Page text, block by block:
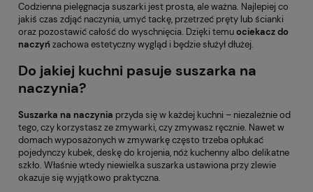
Codzienna pielęgnacja suszarki jest prosta, ale ważna. Najlepiej co
jakiś czas zdjąć naczynia, umyć tackę, przetrzeć pręty lub ścianki
oraz pozostawić całość do wyschnięcia. Dzięki temuociekacz do
naczyń zachowa estetyczny wygląd i będzie służył dłużej.
Do jakiej kuchni pasuje suszarka na
naczynia?
Suszarka na naczynia przyda się w każdej kuchni – niezależnie od
tego, czy korzystasz ze zmywarki, czy zmywasz ręcznie. Nawet w
domach wyposażonych w zmywarkę często trzeba opłukać
pojedynczy kubek, deskę do krojenia, nóż kuchenny albo delikatne
szkło. Właśnie wtedy niewielka suszarka ustawiona przy zlewie
okazuje się wyjątkowo praktyczna.